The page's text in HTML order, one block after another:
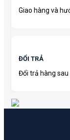
Giao hàng và
ĐỔI TRẢ
Đổi trả hàng sau